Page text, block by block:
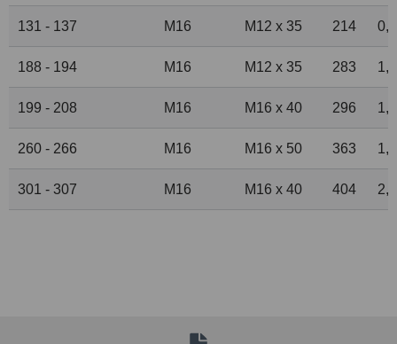
131 - 137 M16 M12 x 35 214
188 - 194 M16 M12 x 35 283
199 - 208 M16 M16 x 40 296
260 - 266 M16 M16 x 50 363
301 - 307 M16 M16 x 40 404